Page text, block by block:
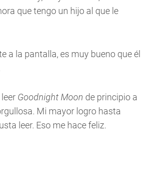
que tengo un hijo al que le
a la pantalla, es muy bueno que él
leer Goodnight Moon de principio a
Mi mayor logro hasta
leer. Eso me hace feliz.